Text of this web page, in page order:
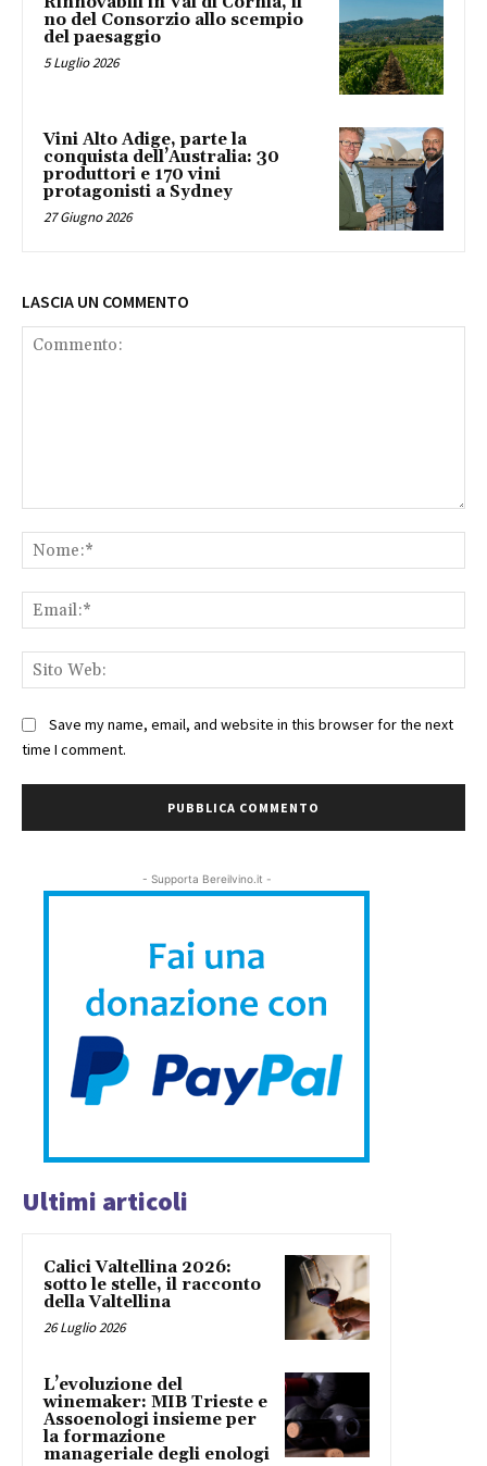
no del Consorzio allo scempio
del paesaggio
5 Luglio 2026
Vini Alto Adige, parte la
conquista dell’Australia: 30
produttori e 170 vini
protagonisti a Sydney
27 Giugno 2026
LASCIA UN COMMENTO
Save my name, email, and website in this browser for the next
time I comment.
- Supporta Bereilvino.it -
Ultimi articoli
Calici Valtellina 2026:
sotto le stelle, il racconto
della Valtellina
26 Luglio 2026
L’evoluzione del
winemaker: MIB Trieste e
Assoenologi insieme per
la formazione
manageriale degli enologi